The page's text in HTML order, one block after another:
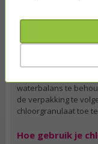
Hoe werkt
Het poeder lost snel
gelijkmatig,
zwembadwater.
waterbalans te
de verpakking te
chloorgranulaat toe
Hoe gebruik je